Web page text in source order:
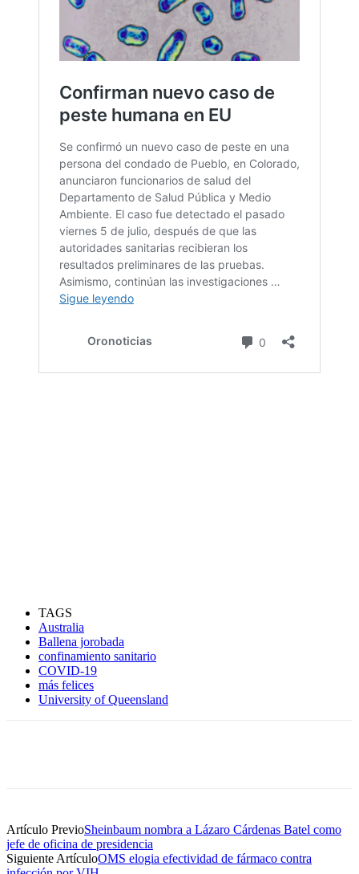
TAGS
Australia
Ballena jorobada
confinamiento sanitario
COVID-19
más felices
University of Queensland
Artículo PrevioSheinbaum nombra a Lázaro Cárdenas Batel como
jefe de oficina de presidencia
Siguiente ArtículoOMS elogia efectividad de fármaco contra